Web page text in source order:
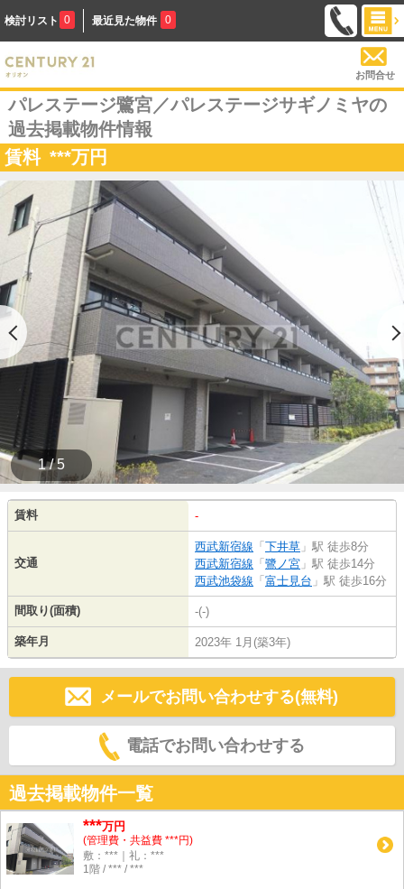
検討リスト 0 最近見た物件 0
お問合せ
パレステージ鷺宮／パレステージサギノミヤの
過去掲載物件情報
賃料 ***万円
1 / 5
賃料 -
交通
西武新宿線 「 下井草 」駅 徒歩8分
西武新宿線 「 鷺ノ宮 」駅 徒歩14分
西武池袋線 「 富士見台 」駅 徒歩16分
間取り(面積) -(-)
築年月 2023年 1月(築3年)
メールでお問い合わせする(無料)
電話でお問い合わせする
過去掲載物件一覧
***万円
(管理費・共益費 ***円)
敷：***｜礼：***
1階 / *** / ***